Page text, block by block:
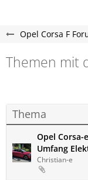
Opel Corsa F
Themen mit
Thema
Opel Corsa-
Umfang
Christian-e